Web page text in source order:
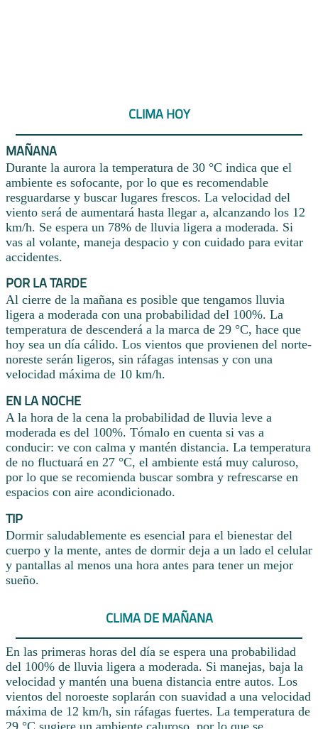
CLIMA HOY
MAÑANA
Durante la aurora la temperatura de 30 °C indica que el
ambiente es sofocante, por lo que es recomendable
resguardarse y buscar lugares frescos. La velocidad del
viento será de aumentará hasta llegar a, alcanzando los 12
km/h. Se espera un 78% de lluvia ligera a moderada. Si
vas al volante, maneja despacio y con cuidado para evitar
accidentes.
POR LA TARDE
Al cierre de la mañana es posible que tengamos lluvia
ligera a moderada con una probabilidad del 100%. La
temperatura de descenderá a la marca de 29 °C, hace que
hoy sea un día cálido. Los vientos que provienen del norte-
noreste serán ligeros, sin ráfagas intensas y con una
velocidad máxima de 10 km/h.
EN LA NOCHE
A la hora de la cena la probabilidad de lluvia leve a
moderada es del 100%. Tómalo en cuenta si vas a
conducir: ve con calma y mantén distancia. La temperatura
de no fluctuará en 27 °C, el ambiente está muy caluroso,
por lo que se recomienda buscar sombra y refrescarse en
espacios con aire acondicionado.
TIP
Dormir saludablemente es esencial para el bienestar del
cuerpo y la mente, antes de dormir deja a un lado el celular
y pantallas al menos una hora antes para tener un mejor
sueño.
CLIMA DE MAÑANA
En las primeras horas del día se espera una probabilidad
del 100% de lluvia ligera a moderada. Si manejas, baja la
velocidad y mantén una buena distancia entre autos. Los
vientos del noroeste soplarán con suavidad a una velocidad
máxima de 12 km/h, sin ráfagas fuertes. La temperatura de